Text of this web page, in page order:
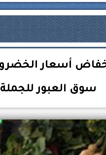
سوق العبور للجملة